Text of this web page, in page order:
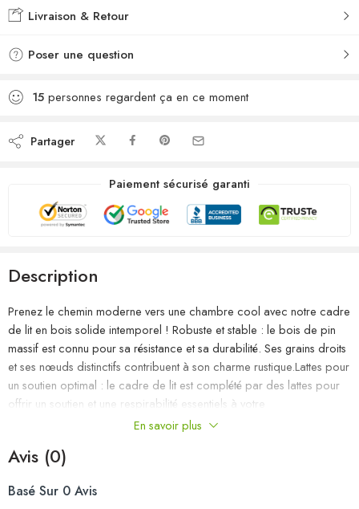
Ajouté à la liste de
Livraison & Retour
Poser une question
15 personnes regardent ça en ce moment
Partager
Paiement sécurisé garanti
Description
Prenez le chemin moderne vers une chambre cool avec notre cadre
de lit en bois solide intemporel ! Robuste et stable : le bois de pin
massif est connu pour sa résistance et sa durabilité. Ses grains droits
et ses nœuds distinctifs contribuent à son charme rustique.Lattes pour
un soutien optimal : le cadre de lit est complété par des lattes pour
offrir un soutien et une respirabilité essentiels à votre
matelas.Excellent soutien : la tête de lit du sommier vous offre un
pour lire ou regarder la télévision.Pieds stables et durables : ce lit est
sécurité et sa fermeté. Bon à savoir :Un matelas n’est pas inclus avec
En savoir plus
Avis (0)
Basé Sur 0 Avis